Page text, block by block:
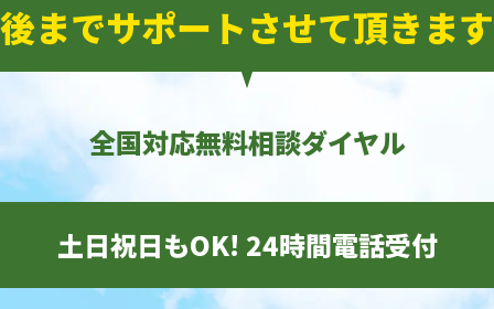
までサポートさせて頂きま
全国対応無料相談ダイヤル
土日祝日もOK! 24時間電話受付